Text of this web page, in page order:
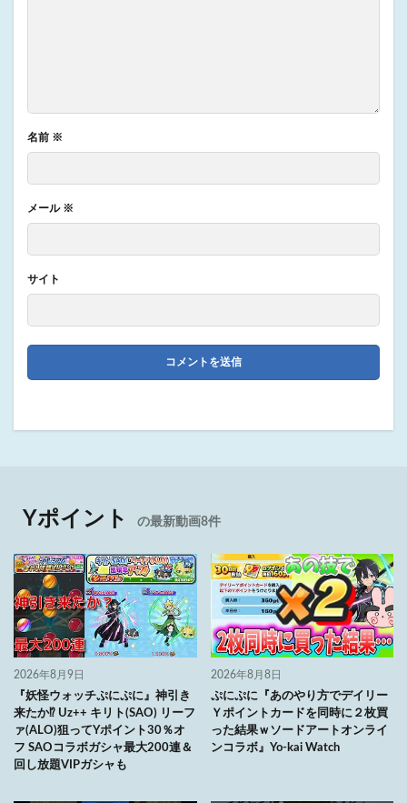
名前 ※
メール ※
サイト
Yポイント の最新動画8件
2026年8月9日
『妖怪ウォッチぷにぷに』神引き
来たか⁉ Uz++ キリト(SAO) リーフ
ァ(ALO)狙ってYポイント30％オ
フ SAOコラボガシャ最大200連＆
回し放題VIPガシャも
2026年8月8日
ぷにぷに『あのやり方でデイリー
Ｙポイントカードを同時に２枚買
った結果ｗソードアートオンライ
ンコラボ』Yo-kai Watch